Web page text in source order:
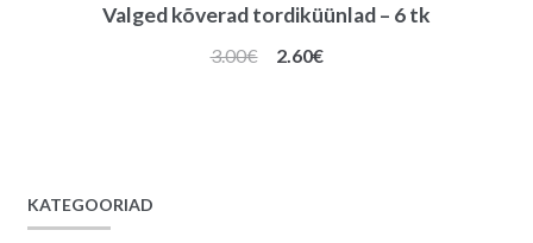
Valged kõverad tordiküünlad – 6 tk
3.00€
Algne
2.60€Praegune
KATEGOORIAD